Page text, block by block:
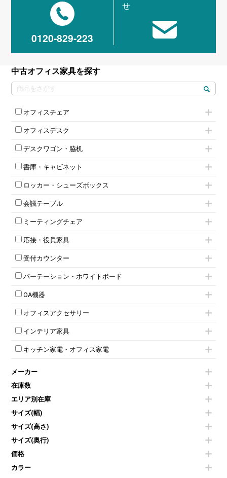
0120-829-223
せ
中古オフィス家具を探す
オフィスチェア
肘無しチェア
役員チェア
高級チェア（多機能チェア）
オフィスチェアその他
オフィスデスク
フリーアドレスデスク（ベンチデスク）
昇降デスク
オフィスデスクその他
両袖机
デスクワゴン・脇机
インワゴン2段
インワゴン3段
脇机
ワゴンその他
書庫・キャビネット
ハイキャビネット
ローキャビネット
両開きキャビネット
スチールキャビネット
上下連結キャビネット
軽量ラック（スチールラック）
収納家具その他
両開書庫
ラテラル書庫
ロッカー・シューズボックス
1人用ロッカー
2人用ロッカー
3人用ロッカー
4人用ロッカー
5人用ロッカー
8人用ロッカー
多人数ロッカー
ダイヤル錠ロッカー
ダイヤル錠ロッカー
ワードローブ・クローゼット
会議テーブル
スタッキングテーブル
ネスティングテーブル
幕板付テーブル
カウンターテーブル
T字脚テーブル
会議テーブルW1200～
会議テーブルW1800～
平行スタックテーブル
会議テーブルその他
ミーティングチェア
キャスター付きミーティングチェア
スタッキングミーティングチェア
テーブル付きミーティングチェア
ネスティングミーティングチェア
折りたたみミーティングチェア
ハイチェア
ミーティングチェアその他
応接・役員家具
応接セット
応接ソファ
応接チェア
応接テーブル
応接・役員家具その他
受付カウンター
ローカウンター
ラウンジカウンター
受付カウンターその他
パーテーション・ホワイトボード
パーテーション
自立タイプパーテーション
パーテーションその他
脚付ホワイトボード
壁掛けホワイトボード
ホワイトボードその他
OA機器
電話機（ビジネスフォン）
シュレッダー
プロジェクター
スクリーン
その他OA機器
オフィスアクセサリー
チェア用台車
演台・講演台・演説台
防音パネル
個室ブース
コートハンガー・ポールハンガー
傘立て
食器棚・キッチンキャビネット
カタログスタンド
オフィスアクセサリーその他
インテリア家具
モールドチェア
ダイニングチェア
カウンターテーブル
センターテーブル・サイドテーブル
ベンチ・スツール
ソファ
シェルフ
ダストボックス（ゴミ箱）
インテリア家具その他
キッチン家電・オフィス家電
冷蔵庫・洗濯機
空気清浄機・加湿器
液晶テレビ・モニター類
エアコン
掃除機
季節家電
メーカー
在庫数
エリア別在庫
サイズ(幅)
サイズ(高さ)
サイズ(奥行)
価格
カラー